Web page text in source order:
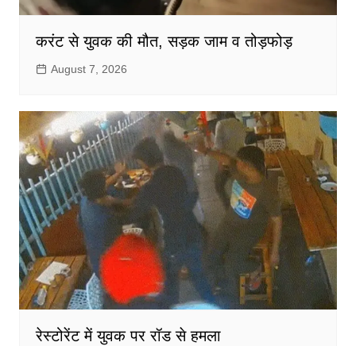
करंट से युवक की मौत, सड़क जाम व तोड़फोड़
August 7, 2026
रेस्टोरेंट में युवक पर रॉड से हमला